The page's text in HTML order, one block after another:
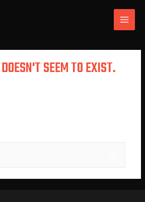
SEEM TO EXIST.